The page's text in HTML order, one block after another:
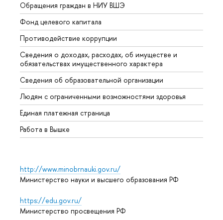
Обращения граждан в НИУ ВШЭ
Фонд целевого капитала
Противодействие коррупции
Сведения о доходах, расходах, об имуществе и
обязательствах имущественного характера
Сведения об образовательной организации
Людям с ограниченными возможностями здоровья
Единая платежная страница
Работа в Вышке
http://www.minobrnauki.gov.ru/
Министерство науки и высшего образования РФ
https://edu.gov.ru/
Министерство просвещения РФ